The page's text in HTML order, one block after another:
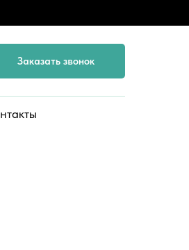
Заказать звонок